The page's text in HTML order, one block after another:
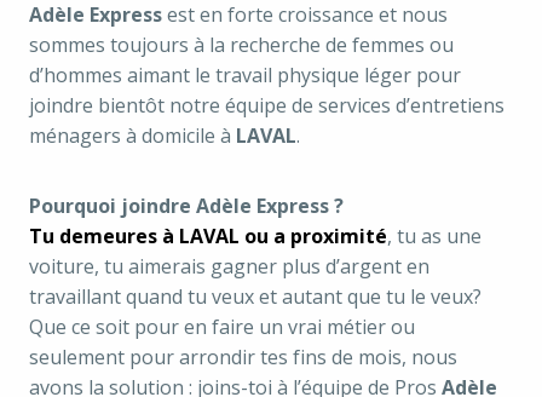
Adèle Expressest en forte croissance et nous
sommes toujours à la recherche de femmes ou
d’hommes aimant le travail physique léger pour
joindre bientôt notre équipe de services d’entretiens
ménagers à domicile à LAVAL.
Pourquoi joindre Adèle Express ?
Tu demeures à LAVAL ou a proximité, tu as une
voiture, tu aimerais gagner plus d’argent en
travaillant quand tu veux et autant que tu le veux?
Que ce soit pour en faire un vrai métier ou
seulement pour arrondir tes fins de mois, nous
avons la solution : joins-toi à l’équipe de Pros Adèle